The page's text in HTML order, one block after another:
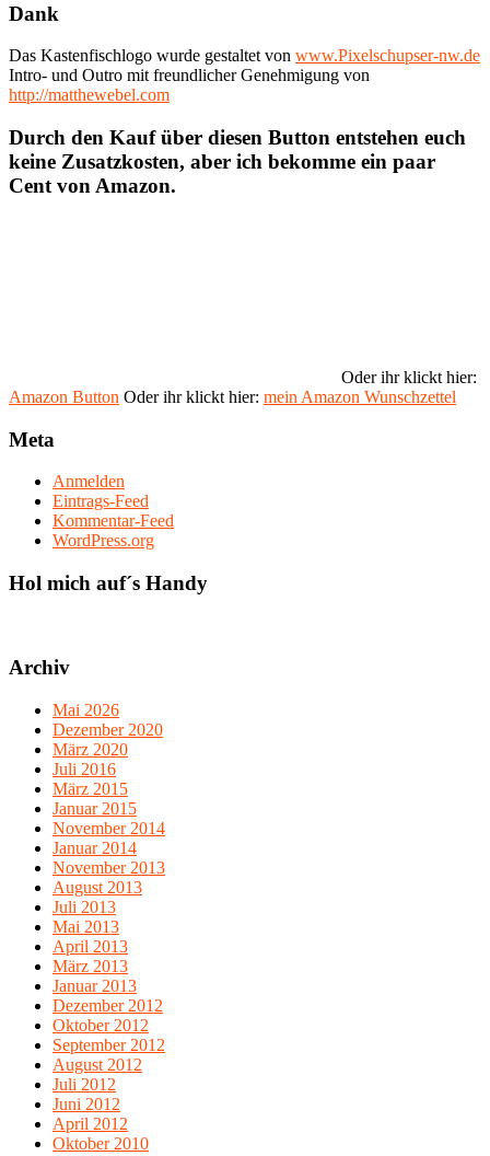
Dank
Das Kastenfischlogo wurde gestaltet von www.Pixelschupser-nw.de
Intro- und Outro mit freundlicher Genehmigung von
http://matthewebel.com
Durch den Kauf über diesen Button entstehen euch
keine Zusatzkosten, aber ich bekomme ein paar
Cent von Amazon.
Oder ihr klickt hier:
Amazon Button Oder ihr klickt hier: mein Amazon Wunschzettel
Meta
Anmelden
Eintrags-Feed
Kommentar-Feed
WordPress.org
Hol mich auf´s Handy
Archiv
Mai 2026
Dezember 2020
März 2020
Juli 2016
März 2015
Januar 2015
November 2014
Januar 2014
November 2013
August 2013
Juli 2013
Mai 2013
April 2013
März 2013
Januar 2013
Dezember 2012
Oktober 2012
September 2012
August 2012
Juli 2012
Juni 2012
April 2012
Oktober 2010